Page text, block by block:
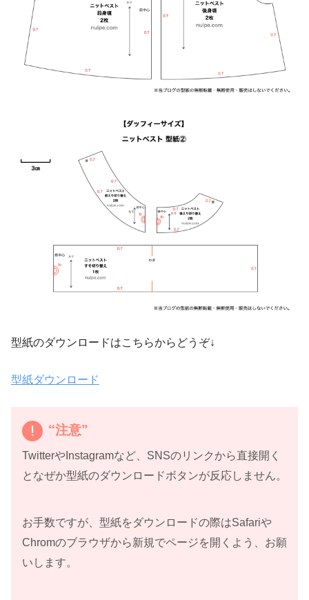
型紙のダウンロードはこちらからどうぞ↓
型紙ダウンロード
“注意”
TwitterやInstagramなど、SNSのリンクから直接開く
となぜか型紙のダウンロードボタンが反応しません。
お手数ですが、型紙をダウンロードの際はSafariや
Chromのブラウザから新規でページを開くよう、お願
いします。